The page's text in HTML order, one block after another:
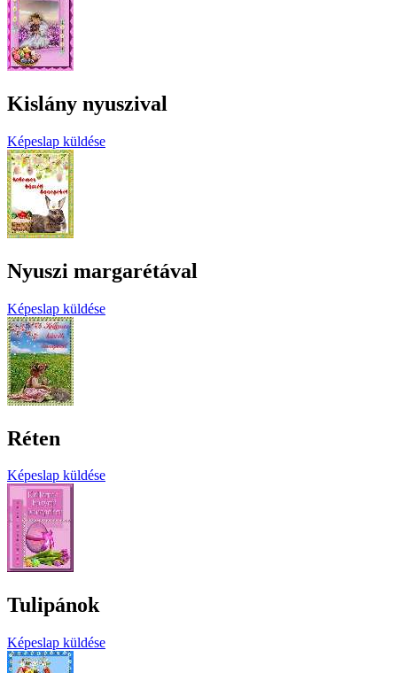
Kislány nyuszival
Képeslap küldése
Nyuszi margarétával
Képeslap küldése
Réten
Képeslap küldése
Tulipánok
Képeslap küldése